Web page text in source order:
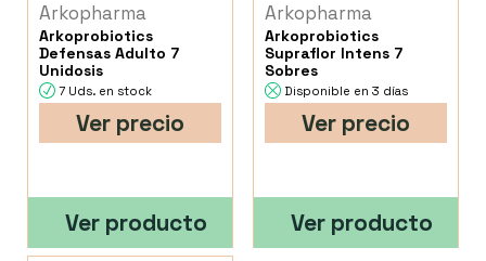
Arkopharma
Arkoprobiotics
Defensas Adulto 7
Unidosis
7 Uds. en stock
Ver precio
Ver producto
Arkopharma
Arkoprobiotics
Supraflor Intens 7
Sobres
Disponible en 3 días
Ver precio
Ver producto